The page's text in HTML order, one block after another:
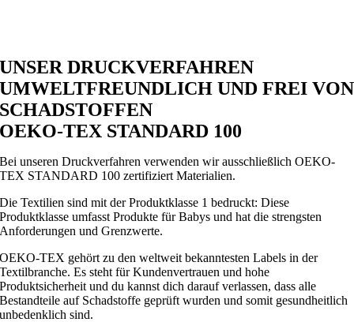
UNSER DRUCKVERFAHREN
UMWELTFREUNDLICH UND FREI VON
SCHADSTOFFEN
OEKO-TEX STANDARD 100
Bei unseren Druckverfahren verwenden wir ausschließlich OEKO-
TEX STANDARD 100 zertifiziert Materialien.
Die Textilien sind mit der Produktklasse 1 bedruckt: Diese
Produktklasse umfasst Produkte für Babys und hat die strengsten
Anforderungen und Grenzwerte.
OEKO-TEX gehört zu den weltweit bekanntesten Labels in der
Textilbranche. Es steht für Kundenvertrauen und hohe
Produktsicherheit und du kannst dich darauf verlassen, dass alle
Bestandteile auf Schadstoffe geprüft wurden und somit gesundheitlich
unbedenklich sind.